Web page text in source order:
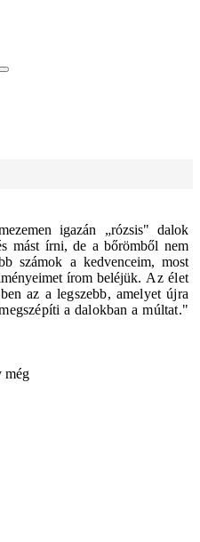
igazán „rózsis" dalok
mást írni, de a bőrömből nem
számok a kedvenceim, most
írom beléjük. Az élet
az a legszebb, amelyet újra
a dalokban a múltat."
még